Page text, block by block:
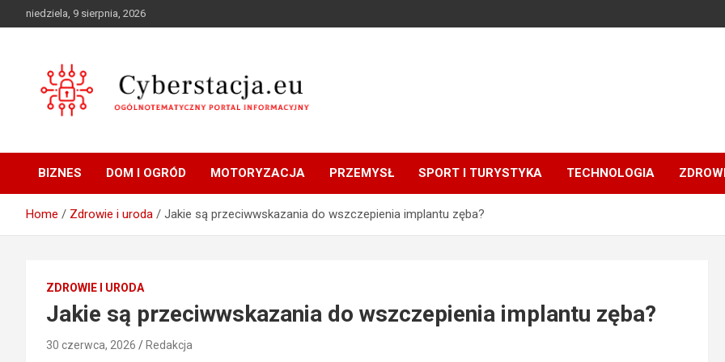
to
niedziela, 9 sierpnia, 2026
Cyberstacja.eu
BIZNES DOM I OGRÓD MOTORYZACJA PRZEMYSŁ SPORT I TURYSTYKA TECHNOLOGIA
Home Zdrowie i uroda Jakie są przeciwwskazania do wszczepienia implantu zęba?
ZDROWIE I URODA
Jakie są przeciwwskazania do wszczepienia implantu zęba?
30 czerwca, 2026 Redakcja